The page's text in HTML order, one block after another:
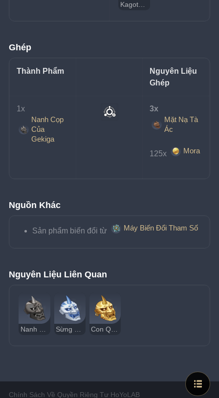
Kagotsurube Isshin
Ghép
Thành Phẩm
Nguyên Liệu
Ghép
1x
Nanh Cọp
Của
Gekiga
3x
Mặt Nạ Tà
Ác
125x Mora
Nguồn Khác
Sản phẩm biến đổi từ Máy Biến Đổi Tham Số
Nguyên Liệu Liên Quan
Chính Sách Về Quyền Riêng Tư HoYoLAB